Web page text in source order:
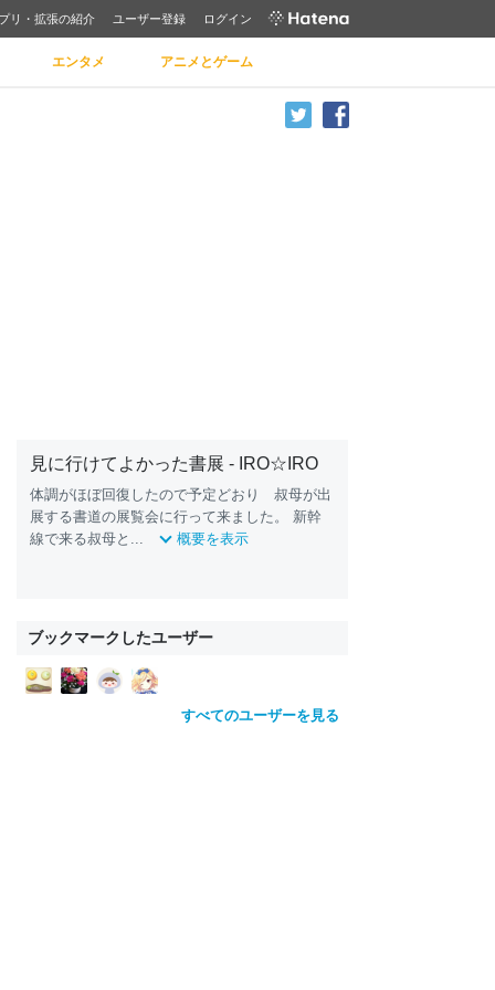
リ・拡張の紹介 ユーザー登録 ログイン
エンタメ アニメとゲーム
見に行けてよかった書展 - IRO☆IRO
体調がほぼ回復したので予定どおり 叔母が出
展する書道の展覧会に行って来ました。 新幹
線で来る叔母と...
概要を表示
ブックマークしたユーザー
すべてのユーザーを見る